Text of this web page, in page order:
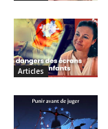
Articles